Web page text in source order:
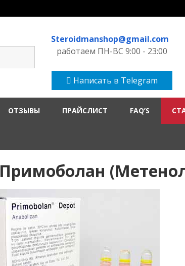
Steroidmanshop@gmail.com
работаем ПН-ВС 9:00 - 23:00
Написать в Telegram
ОТЗЫВЫ ПРАЙСЛИСТ FAQ’S